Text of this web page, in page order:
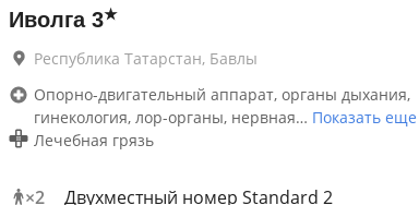
Иволга 3★
Республика Татарстан, Бавлы
Опорно-двигательный аппарат, органы дыхания,
гинекология, лор-органы, нервная… Показать еще
Лечебная грязь
×2
Двухместный номер Standard 2